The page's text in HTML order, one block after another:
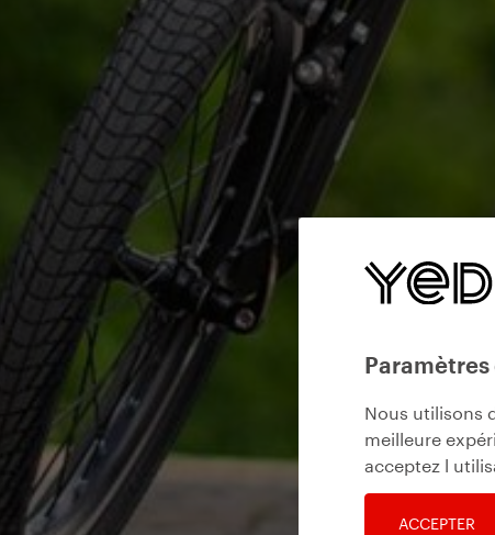
Nous utilisons
meilleure
acceptez l
ACCEPTER